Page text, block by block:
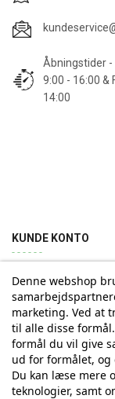
Åbningstider -
9:00 - 16:00 &
14:00
KUNDE KONTO
Min konto
Vi deler
Denne webshop
marketing. Ved at
til alle disse
formål du vil give
ud for formålet, og
Du kan læse mere
teknologier, samt